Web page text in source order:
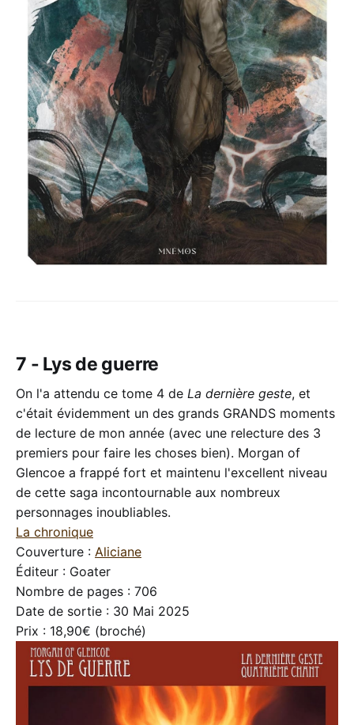
7 - Lys de guerre
On l'a attendu ce tome 4 de La dernière geste, et
c'était évidemment un des grands GRANDS moments
de lecture de mon année (avec une relecture des 3
premiers pour faire les choses bien). Morgan of
Glencoe a frappé fort et maintenu l'excellent niveau
de cette saga incontournable aux nombreux
personnages inoubliables.
La chronique
Couverture : Aliciane
Éditeur : Goater
Nombre de pages : 706
Date de sortie : 30 Mai 2025
Prix : 18,90€ (broché)